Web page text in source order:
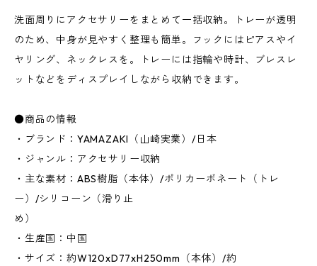
洗面周りにアクセサリーをまとめて一括収納。トレーが透明
のため、中身が見やすく整理も簡単。フックにはピアスやイ
ヤリング、ネックレスを。トレーには指輪や時計、ブレスレ
ットなどをディスプレイしながら収納できます。
●商品の情報
・ブランド：YAMAZAKI（山崎実業）/日本
・ジャンル：アクセサリー収納
・主な素材：ABS樹脂（本体）/ポリカーボネート（トレ
ー）/シリコーン（滑り止
め）
・生産国：中国
・サイズ：約W120xD77xH250mm（本体）/約